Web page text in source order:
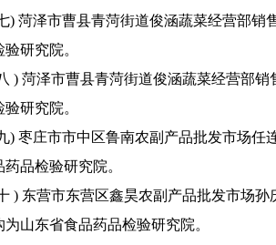
泽市曹县青菏街道俊涵蔬菜经营部销
验研究院。
泽市曹县青菏街道俊涵蔬菜经营部销
验研究院。
庄市市中区鲁南农副产品批发市场任
药品检验研究院。
营市东营区鑫昊农副产品批发市场孙
为山东省食品药品检验研究院。